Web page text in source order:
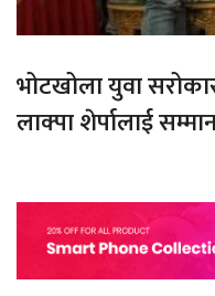
भोटखोला युवा
लाक्पा शेर्पालाई